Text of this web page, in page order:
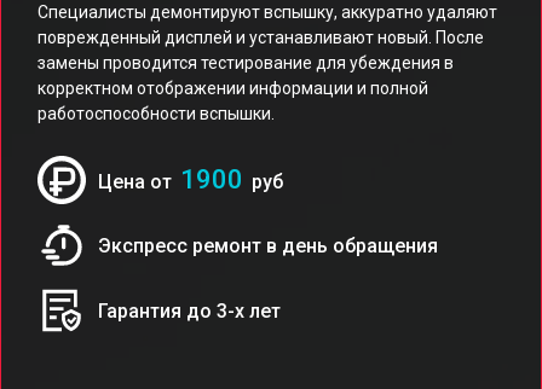
Специалисты демонтируют вспышку, аккуратно удаляют
поврежденный дисплей и устанавливают новый. После
замены проводится тестирование для убеждения в
корректном отображении информации и полной
работоспособности вспышки.
Цена от 1900 руб
Экспресс ремонт в день обращения
Гарантия до 3-х лет